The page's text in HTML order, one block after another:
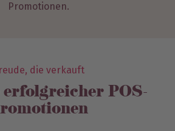
Promotionen.
die verkauft
POS-